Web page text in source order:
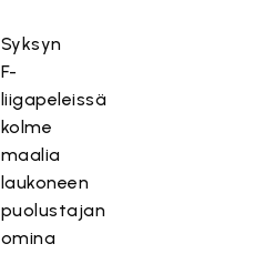
Syksyn
F-
liigapeleissä
kolme
maalia
laukoneen
puolustajan
omina